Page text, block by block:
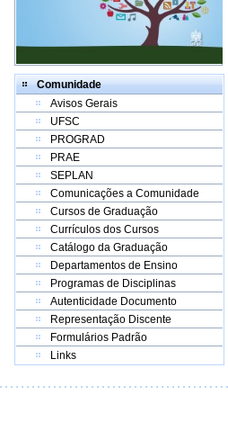
Comunidade
Avisos Gerais
UFSC
PROGRAD
PRAE
SEPLAN
Comunicações a Comunidade
Cursos de Graduação
Currículos dos Cursos
Catálogo da Graduação
Departamentos de Ensino
Programas de Disciplinas
Autenticidade Documento
Representação Discente
Formulários Padrão
Links